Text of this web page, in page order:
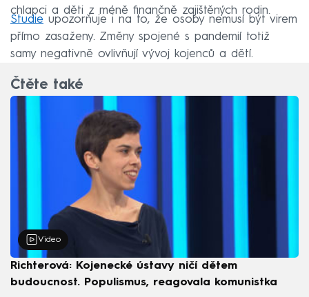
chlapci a děti z méně finančně zajištěných rodin.
Studie upozorňuje i na to, že osoby nemusí být virem
přímo zasaženy. Změny spojené s pandemií totiž
samy negativně ovlivňují vývoj kojenců a dětí.
Čtěte také
Video
Richterová: Kojenecké ústavy ničí dětem
budoucnost. Populismus, reagovala komunistka